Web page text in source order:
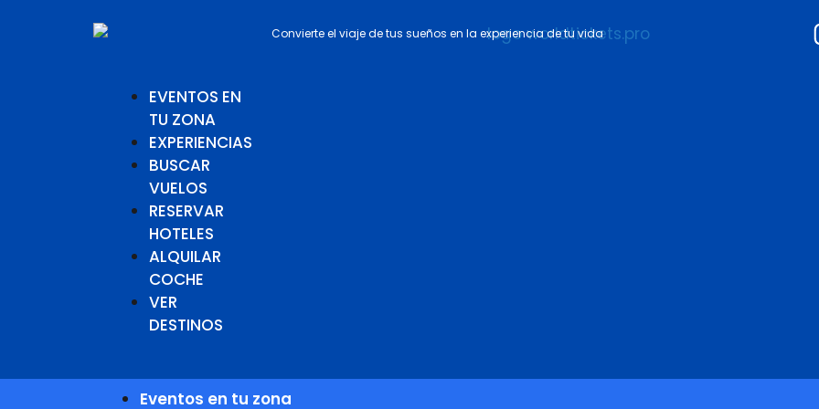
Convierte el viaje de tus sueños en la experiencia de tu vida
EVENTOS EN
TU ZONA
EXPERIENCIAS
BUSCAR
VUELOS
RESERVAR
HOTELES
ALQUILAR
COCHE
VER
DESTINOS
Eventos en tu zona